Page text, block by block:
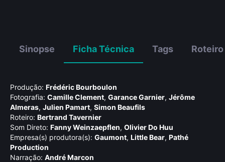
Sinopse Ficha Técnica Tags Roteiro
Produção: Frédéric Bourboulon
Fotografia: Camille Clement, Garance Garnier, Jérôme
Almeras, Julien Pamart, Simon Beaufils
Roteiro: Bertrand Tavernier
Som Direto: Fanny Weinzaepflen, Olivier Do Huu
Empresa(s) produtora(s): Gaumont, Little Bear, Pathé
Production
Narração: André Marcon